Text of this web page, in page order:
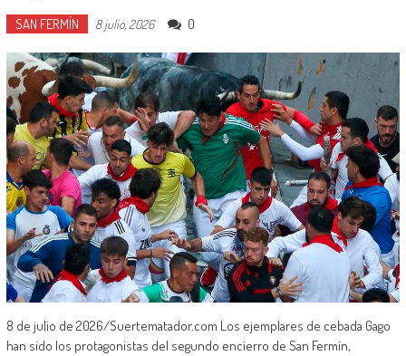
SAN FERMÍN 8 julio, 2026 0
8 de julio de 2026/Suertematador.com Los ejemplares de cebada Gago
han sido los protagonistas del segundo encierro de San Fermín,